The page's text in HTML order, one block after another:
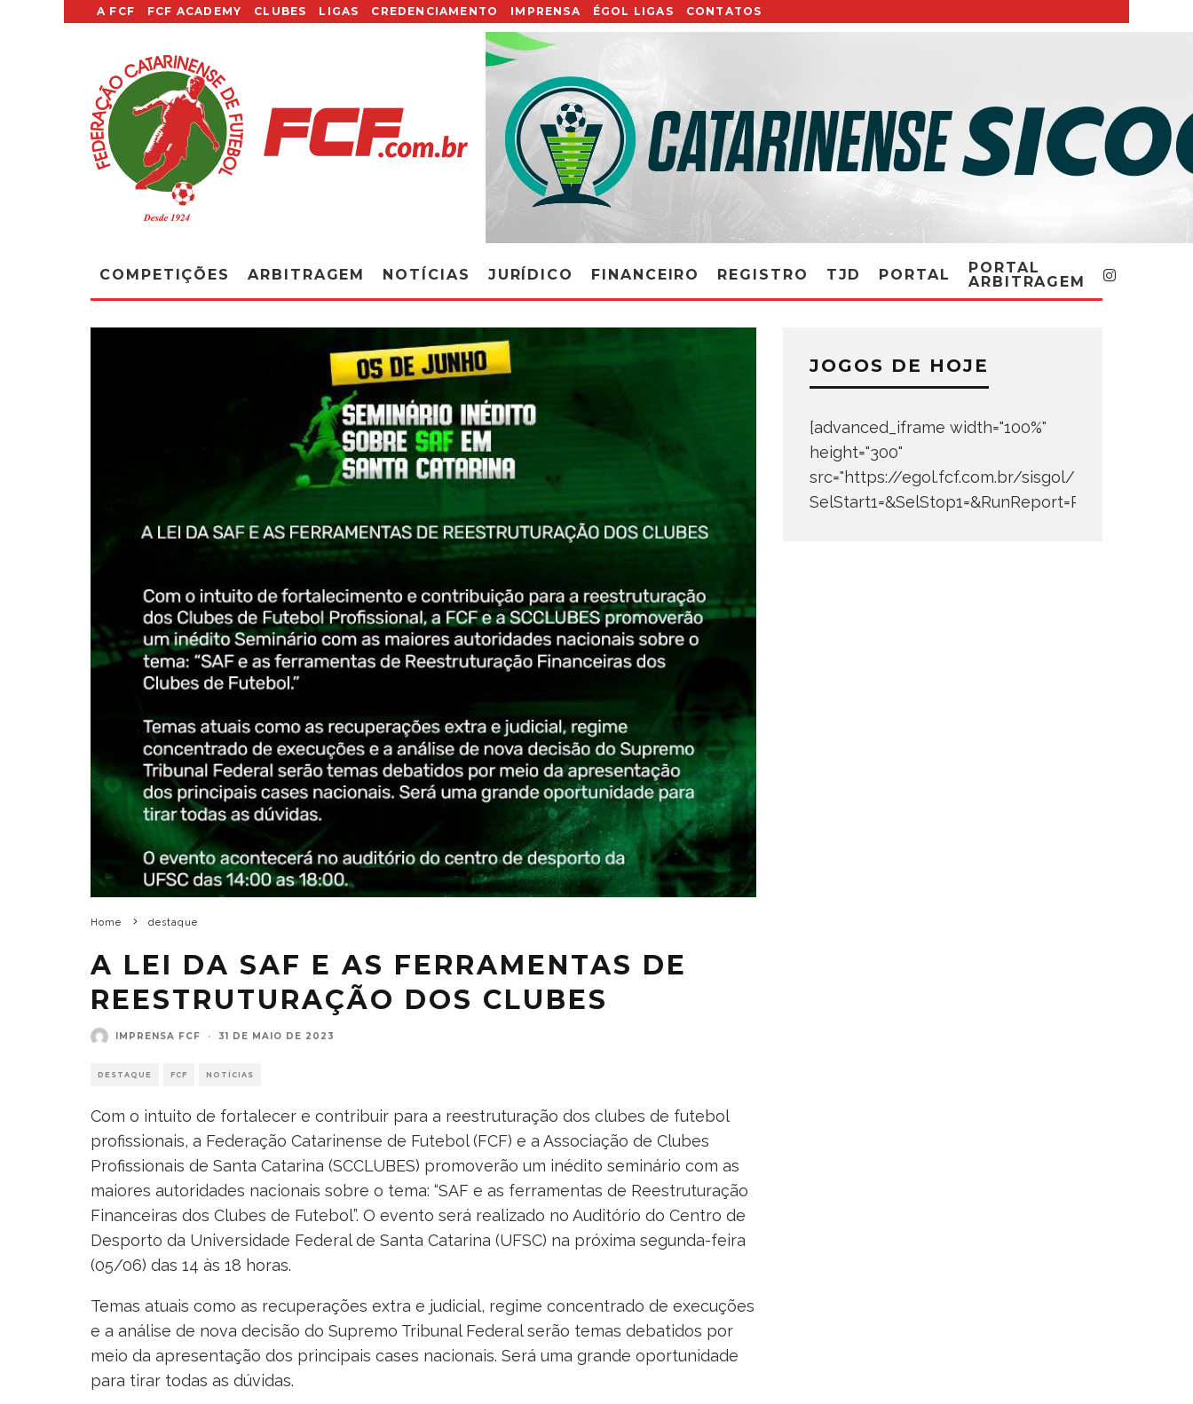
A FCF FCF ACADEMY CLUBES LIGAS CREDENCIAMENTO IMPRENSA ÉGOL LIGAS CONTATOS
COMPETIÇÕES ARBITRAGEM NOTÍCIAS JURÍDICO FINANCEIRO REGISTRO TJD PORTAL
PORTAL
ARBITRAGEM
Home destaque
A LEI DA SAF E AS FERRAMENTAS DE
REESTRUTURAÇÃO DOS CLUBES
IMPRENSA FCF · 31 DE MAIO DE 2023
DESTAQUE FCF NOTÍCIAS
Com o intuito de fortalecer e contribuir para a reestruturação dos clubes de futebol
profissionais, a Federação Catarinense de Futebol (FCF) e a Associação de Clubes
Profissionais de Santa Catarina (SCCLUBES) promoverão um inédito seminário com as
maiores autoridades nacionais sobre o tema: “SAF e as ferramentas de Reestruturação
Financeiras dos Clubes de Futebol”. O evento será realizado no Auditório do Centro de
Desporto da Universidade Federal de Santa Catarina (UFSC) na próxima segunda-feira
(05/06) das 14 às 18 horas.
Temas atuais como as recuperações extra e judicial, regime concentrado de execuções
e a análise de nova decisão do Supremo Tribunal Federal serão temas debatidos por
meio da apresentação dos principais cases nacionais. Será uma grande oportunidade
para tirar todas as dúvidas.
JOGOS DE HOJE
[advanced_iframe width="100%"
height="300"
src="https://egol.fcf.com.br/sisgol/
SelStart1=&SelStop1=&RunReport=Run+Report"]